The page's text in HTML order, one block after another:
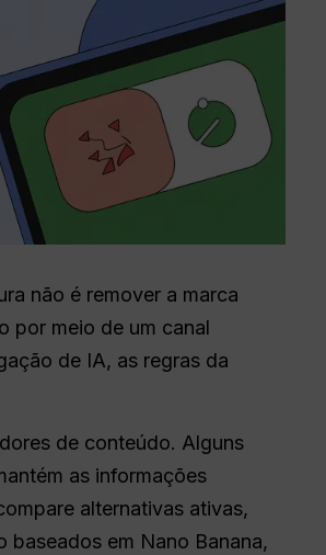
não é remover a marca
por meio de um canal
de IA, as regras da
de conteúdo. Alguns
as informações
alternativas ativas,
em Nano Banana,